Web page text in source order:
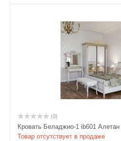
(0)
Кровать Беладжио-1 ib601 Алетан
Товар отсутствует в продаже